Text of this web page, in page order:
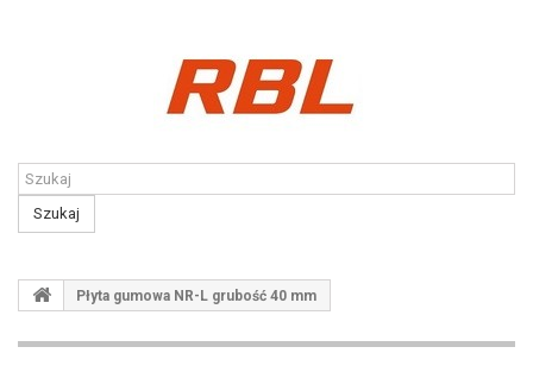
Szukaj
Płyta gumowa NR-L grubość 40 mm